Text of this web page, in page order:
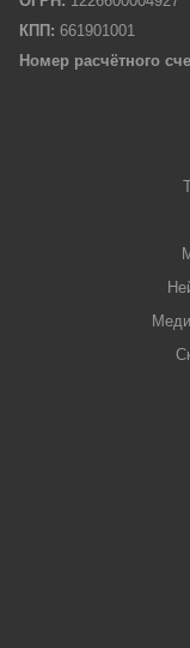
КПП: 661901001
Номер расчётного